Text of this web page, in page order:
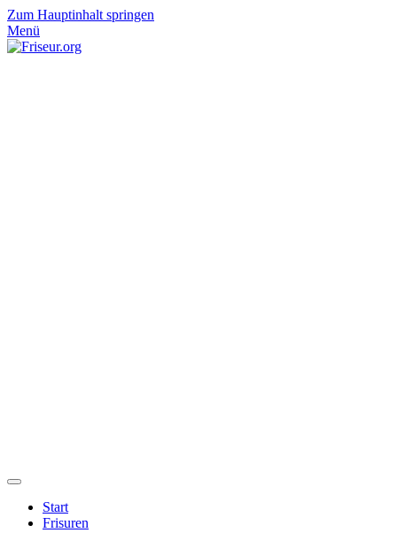
Zum Hauptinhalt springen
Menü
Start
Frisuren